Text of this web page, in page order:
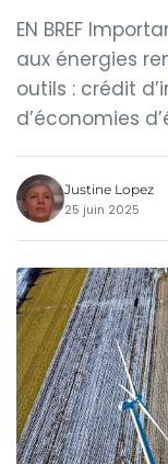
EN BREF
aux énergies
outils : crédit
d’économies
Justine Lopez
25 juin 2025